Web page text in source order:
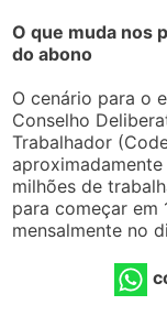
O que muda nos
do abono
O cenário para o
Conselho
Trabalhador
milhões de
para começar em
mensalmente no